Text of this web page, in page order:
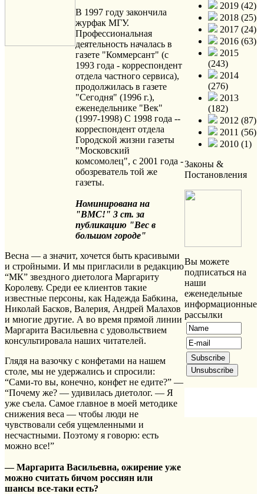
В 1997 году закончила
журфак МГУ.
Профессиональная
деятельность началась в
газете "Коммерсант" (с
1993 года - корреспондент
отдела частного сервиса),
продолжилась в газете
"Сегодня" (1996 г.),
еженедельнике "Век"
(1997-1998) С 1998 года --
корреспондент отдела
Городской жизни газеты
"Московский
комсомолец", с 2001 года -
обозреватель той же
газеты.
Номинирована на
"ВМС!" 3 ст. за
публикацию "Вес в
большом городе"
Весна — а значит, хочется быть красивыми
и стройными. И мы пригласили в редакцию
“МК” звездного диетолога Маргариту
Королеву. Среди ее клиентов такие
известные персоны, как Надежда Бабкина,
Николай Басков, Валерия, Андрей Малахов
и многие другие. А во время прямой линии
Маргарита Васильевна с удовольствием
консультировала наших читателей.
Глядя на вазочку с конфетами на нашем
столе, мы не удержались и спросили:
“Сами-то вы, конечно, конфет не едите?” —
“Почему же? — удивилась диетолог. — Я
уже съела. Самое главное в моей методике
снижения веса — чтобы люди не
чувствовали себя ущемленными и
несчастными. Поэтому я говорю: есть
можно все!”
— Маргарита Васильевна, ожирение уже
можно считать бичом россиян или
шансы все-таки есть?
2019 (42)
2018 (25)
2017 (24)
2016 (63)
2015
(243)
2014
(276)
2013
(182)
2012 (87)
2011 (56)
2010 (1)
Законы &
Постановления
Вы можете
подписаться на
наши
еженедельные
информационные
рассылки